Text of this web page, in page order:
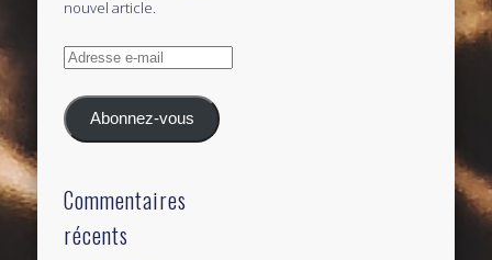
nouvel article.
Adresse
mail
Abonnez-vous
Commentaires
récents